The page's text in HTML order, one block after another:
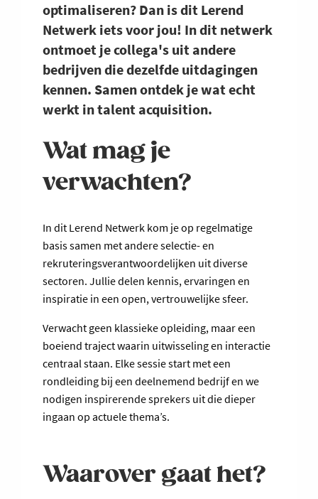
optimaliseren? Dan is dit Lerend
Netwerk iets voor jou! In dit netwerk
ontmoet je collega's uit andere
bedrijven die dezelfde uitdagingen
kennen. Samen ontdek je wat echt
werkt in talent acquisition.
Wat mag je
verwachten?
In dit Lerend Netwerk kom je op regelmatige
basis samen met andere selectie- en
rekruteringsverantwoordelijken uit diverse
sectoren. Jullie delen kennis, ervaringen en
inspiratie in een open, vertrouwelijke sfeer.
Verwacht geen klassieke opleiding, maar een
boeiend traject waarin uitwisseling en interactie
centraal staan. Elke sessie start met een
rondleiding bij een deelnemend bedrijf en we
nodigen inspirerende sprekers uit die dieper
ingaan op actuele thema’s.
Waarover gaat het?